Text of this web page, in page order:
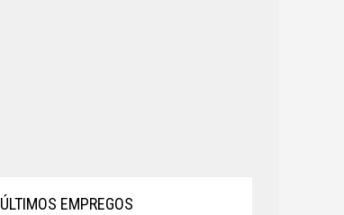
ÚLTIMOS EMPREGOS